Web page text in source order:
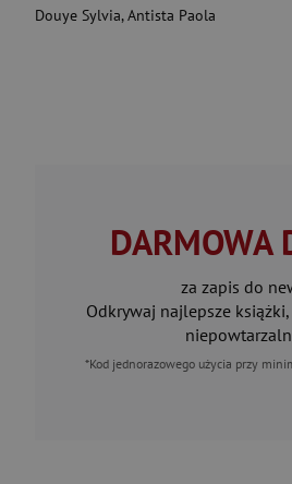
Douye Sylvia,Antista Paola
DARMOWA
za zapis do
Odkrywaj najlepsze
*Kod jednorazowego użycia przy